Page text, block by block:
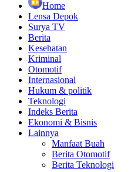
Home
Lensa Depok
Surya TV
Berita
Kesehatan
Kriminal
Otomotif
Internasional
Hukum & politik
Teknologi
Indeks Berita
Ekonomi & Bisnis
Lainnya
Manfaat Buah
Berita Otomotif
Berita Teknologi